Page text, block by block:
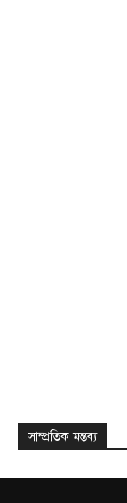
সাম্প্রতিক মন্তব্য